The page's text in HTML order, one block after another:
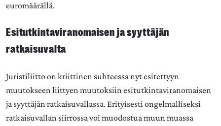
euromäärällä.
Esitutkintaviranomaisen ja syyttäjän
ratkaisuvalta
Juristiliitto on kriittinen suhteessa nyt esitettyyn
muutokseen liittyen muutoksiin esitutkintaviranomaisen
ja syyttäjän ratkaisuvallassa. Erityisesti ongelmalliseksi
ratkaisuvallan siirrossa voi muodostua muun muassa